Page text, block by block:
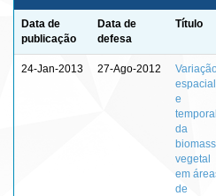
Data de
publicação
Data de
defesa
Título
24-Jan-2013 27-Ago-2012
espacial
e
temporal
da
vegetal
em
de